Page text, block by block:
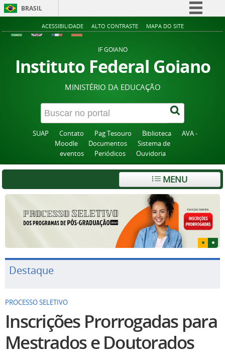
BRASIL
Simplifique!
Acesso à informação
Legislação
Canais
ACESSIBILIDADE ALTO CONTRASTE MAPA DO SITE
IF GOIANO
Instituto Federal Goiano
MINISTÉRIO DA EDUCAÇÃO
SUAP Contato Pag Tesouro Biblioteca
AVA -
Moodle
Documentos
Sistema de
eventos
Periódicos Ouvidoria
MENU
Destaque
PROCESSO SELETIVO
Inscrições Prorrogadas para
Mestrados e Doutorados